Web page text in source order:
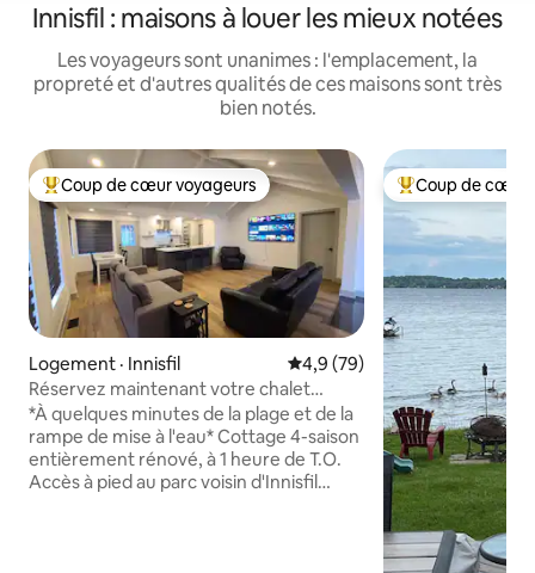
Innisfil : maisons à louer les mieux notées
Les voyageurs sont unanimes : l'emplacement, la
propreté et d'autres qualités de ces maisons sont très
bien notés.
Coup de cœur voyageurs parmi les plus aimés
Coup de cœur voyageurs
Logement · Innisfil Note moyenne de 4,9 sur 5,
4,9 (79)
Réservez maintenant votre chalet
moderne et confortable pour le
printemps ou l'été
*À quelques minutes de la plage et de la
rampe de mise à l'eau* Cottage 4-saison
entièrement rénové, à 1 heure de T.O.
Accès à pied au parc voisin d'Innisfil
Coup de cœur
Coup de cœur